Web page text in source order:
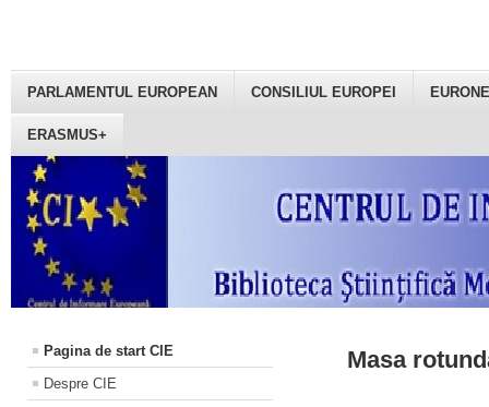
PARLAMENTUL EUROPEAN CONSILIUL EUROPEI
ERASMUS+
Pagina de start CIE
Despre CIE
Masa